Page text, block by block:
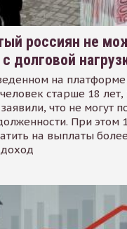
россиян не
долговой
на платформе
старше 18 лет,
что не могут
При этом
на выплаты